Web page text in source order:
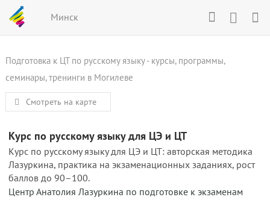
Минск
Подготовка к ЦТ по русскому языку - курсы, программы,
семинары, тренинги в Могилеве
Смотреть на карте
Курс по русскому языку для ЦЭ и ЦТ
Курс по русскому языку для ЦЭ и ЦТ: авторская методика
Лазуркина, практика на экзаменационных заданиях, рост
баллов до 90–100.
Центр Анатолия Лазуркина по подготовке к экзаменам